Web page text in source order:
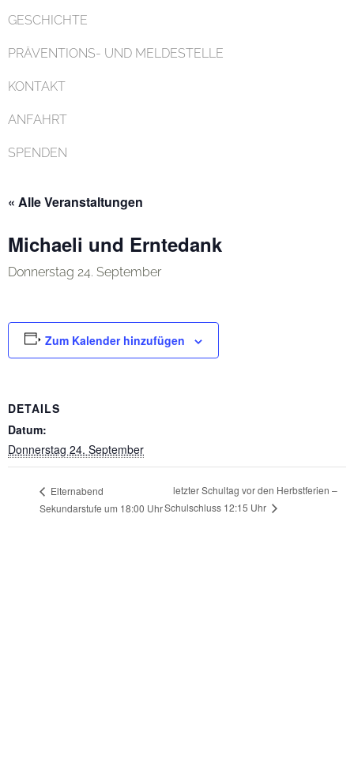
GESCHICHTE
PRÄVENTIONS- UND MELDESTELLE
KONTAKT
ANFAHRT
SPENDEN
« Alle Veranstaltungen
Michaeli und Erntedank
Donnerstag 24. September
Zum Kalender hinzufügen
DETAILS
Datum:
Donnerstag 24. September
Elternabend
Sekundarstufe um 18:00 Uhr
letzter Schultag vor den Herbstferien –
Schulschluss 12:15 Uhr